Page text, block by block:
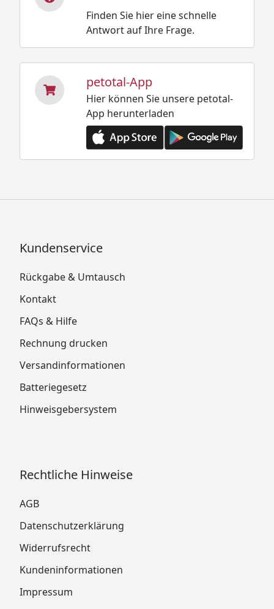
Finden Sie hier eine schnelle
Antwort auf Ihre Frage.
petotal-App
Hier können Sie unsere petotal-
App herunterladen
Kundenservice
Rückgabe & Umtausch
Kontakt
FAQs & Hilfe
Rechnung drucken
Versandinformationen
Batteriegesetz
Hinweisgebersystem
Rechtliche Hinweise
AGB
Datenschutzerklärung
Widerrufsrecht
Kundeninformationen
Impressum